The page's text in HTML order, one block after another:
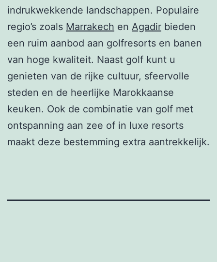
indrukwekkende landschappen. Populaire
regio’s zoals Marrakech en Agadir bieden
een ruim aanbod aan golfresorts en banen
van hoge kwaliteit. Naast golf kunt u
genieten van de rijke cultuur, sfeervolle
steden en de heerlijke Marokkaanse
keuken. Ook de combinatie van golf met
ontspanning aan zee of in luxe resorts
maakt deze bestemming extra aantrekkelijk.